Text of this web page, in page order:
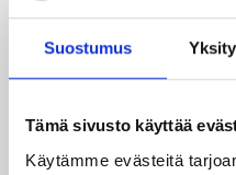
Suostumus
Tämä sivusto käyttää
Käytämme evästeitä
Maaottelu 06.08.2026